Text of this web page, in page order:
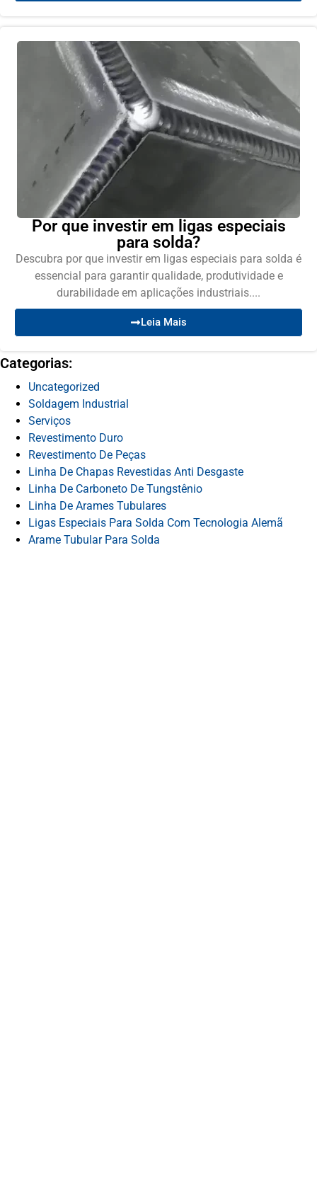
Por que investir em ligas especiais
para solda?
Descubra por que investir em ligas especiais para solda é
essencial para garantir qualidade, produtividade e
durabilidade em aplicações industriais....
Leia Mais
Categorias:
Uncategorized
Soldagem Industrial
Serviços
Revestimento Duro
Revestimento De Peças
Linha De Chapas Revestidas Anti Desgaste
Linha De Carboneto De Tungstênio
Linha De Arames Tubulares
Ligas Especiais Para Solda Com Tecnologia Alemã
Arame Tubular Para Solda